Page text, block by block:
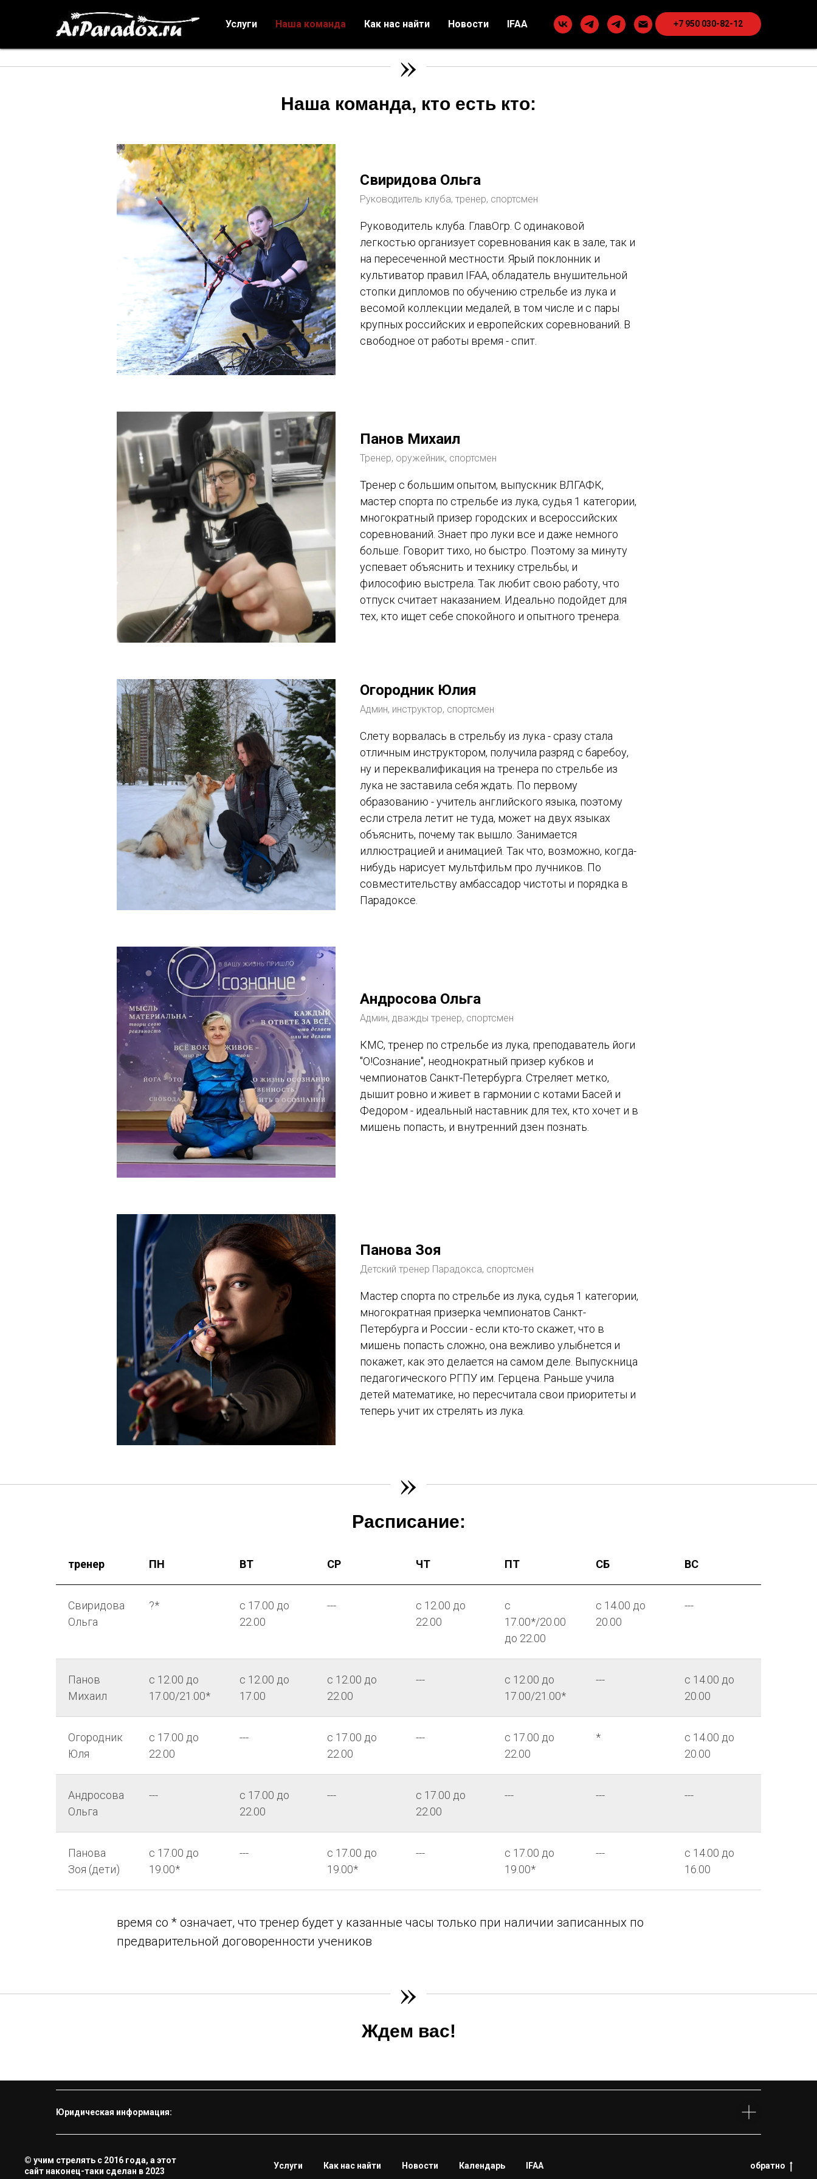
Услуги Наша команда Как нас найти Новости IFAA +7 950 030-82-12
»
Наша команда, кто есть кто:
Свиридова Ольга
Руководитель клуба, тренер, спортсмен
Руководитель клуба. ГлавОгр. С одинаковой
легкостью организует соревнования как в зале, так и
на пересеченной местности. Ярый поклонник и
культиватор правил IFAA, обладатель внушительной
стопки дипломов по обучению стрельбе из лука и
весомой коллекции медалей, в том числе и с пары
крупных российских и европейских соревнований. В
свободное от работы время - спит.
Панов Михаил
Тренер, оружейник, спортсмен
Тренер с большим опытом, выпускник ВЛГАФК,
мастер спорта по стрельбе из лука, судья 1 категории,
многократный призер городских и всероссийских
соревнований. Знает про луки все и даже немного
больше. Говорит тихо, но быстро. Поэтому за минуту
успевает объяснить и технику стрельбы, и
философию выстрела. Так любит свою работу, что
отпуск считает наказанием. Идеально подойдет для
тех, кто ищет себе спокойного и опытного тренера.
Огородник Юлия
Админ, инструктор, спортсмен
Слету ворвалась в стрельбу из лука - сразу стала
отличным инструктором, получила разряд с баребоу,
ну и переквалификация на тренера по стрельбе из
лука не заставила себя ждать. По первому
образованию - учитель английского языка, поэтому
если стрела летит не туда, может на двух языках
объяснить, почему так вышло. Занимается
иллюстрацией и анимацией. Так что, возможно, когда-
нибудь нарисует мультфильм про лучников. По
совместительству амбассадор чистоты и порядка в
Парадоксе.
Андросова Ольга
Админ, дважды тренер, спортсмен
КМС, тренер по стрельбе из лука, преподаватель йоги
"О!Сознание", неоднократный призер кубков и
чемпионатов Санкт-Петербурга. Стреляет метко,
дышит ровно и живет в гармонии с котами Басей и
Федором - идеальный наставник для тех, кто хочет и в
мишень попасть, и внутренний дзен познать.
Панова Зоя
Детский тренер Парадокса, спортсмен
Мастер спорта по стрельбе из лука, судья 1 категории,
многократная призерка чемпионатов Санкт-
Петербурга и России - если кто-то скажет, что в
мишень попасть сложно, она вежливо улыбнется и
покажет, как это делается на самом деле. Выпускница
педагогического РГПУ им. Герцена. Раньше учила
детей математике, но пересчитала свои приоритеты и
теперь учит их стрелять из лука.
»
Расписание:
тренер ПН ВТ СР ЧТ ПТ СБ ВС
Свиридова
Ольга
?*
с 17.00 до
22.00
---
с 12.00 до
22.00
с
17.00*/20.00
до 22.00
с 14.00 до
20.00
---
Панов
Михаил
с 12.00 до
17.00/21.00*
с 12.00 до
17.00
с 12.00 до
22.00
---
с 12.00 до
17.00/21.00*
---
с 14.00 до
20.00
Огородник
Юля
с 17.00 до
22.00
---
с 17.00 до
22.00
---
с 17.00 до
22.00
*
с 14.00 до
20.00
Андросова
Ольга
---
с 17.00 до
22.00
---
с 17.00 до
22.00
--- --- ---
Панова
Зоя (дети)
с 17.00 до
19.00*
---
с 17.00 до
19.00*
---
с 17.00 до
19.00*
---
с 14.00 до
16.00
время со * означает, что тренер будет у казанные часы только при наличии записанных по
предварительной договоренности учеников
»
Ждем вас!
Юридическая информация:
© учим стрелять с 2016 года, а этот
сайт наконец-таки сделан в 2023
Услуги Как нас найти Новости Календарь IFAA обратно